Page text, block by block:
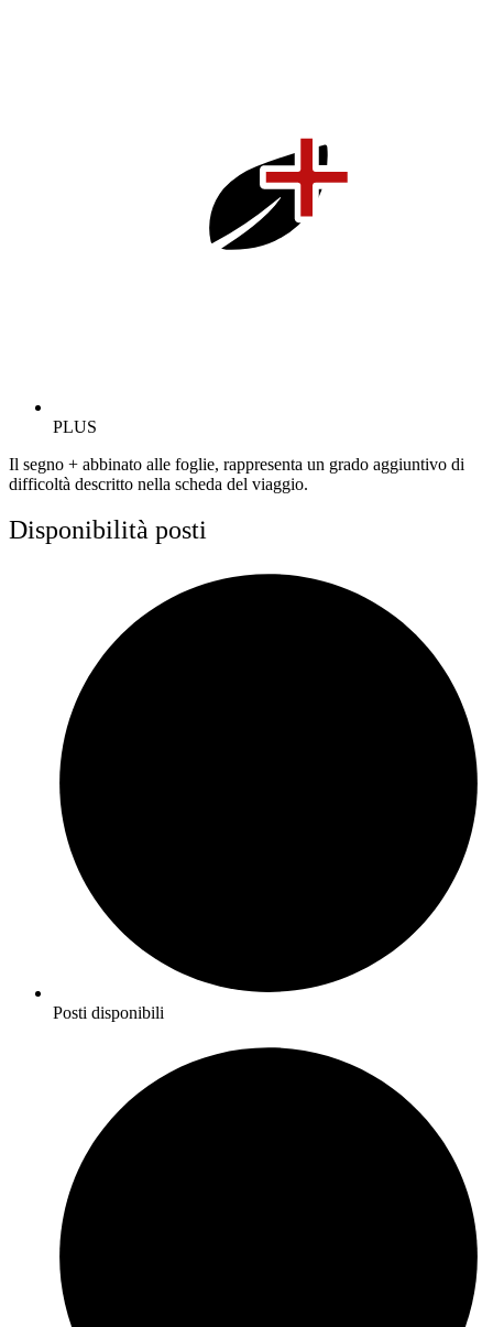
PLUS
Il segno + abbinato alle foglie, rappresenta un grado aggiuntivo di
difficoltà descritto nella scheda del viaggio.
Disponibilità posti
Posti disponibili